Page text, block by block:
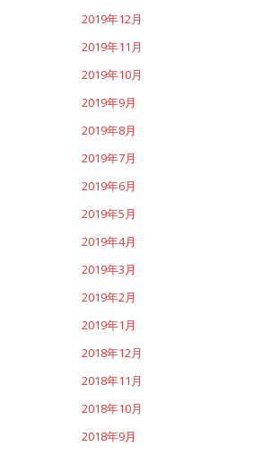
2019年12月
2019年11月
2019年10月
2019年9月
2019年8月
2019年7月
2019年6月
2019年5月
2019年4月
2019年3月
2019年2月
2019年1月
2018年12月
2018年11月
2018年10月
2018年9月